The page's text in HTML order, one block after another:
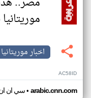
اخبار موريتانيا
AC58ID
سي ان• arabic.cnn.com